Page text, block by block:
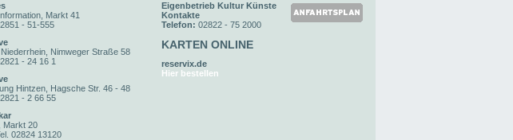
Markt 41
- 51-555
Nimweger Straße 58
- 24 16 1
Hintzen, Hagsche Str. 46 - 48
- 2 66 55
Markt 20
02824 13120
Eigenbetrieb Kultur Künste
Kontakte
Telefon: 02822 - 75 2000
KARTEN ONLINE
reservix.de
Hier bestellen